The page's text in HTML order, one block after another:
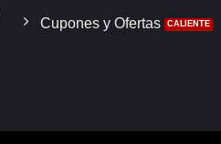
Cupones y Ofertas